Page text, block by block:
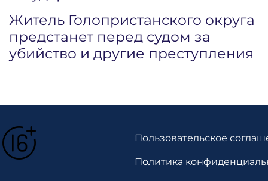
Житель Голопристанского округа
предстанет перед судом за
убийство и другие преступления
Пользовательское
Политика